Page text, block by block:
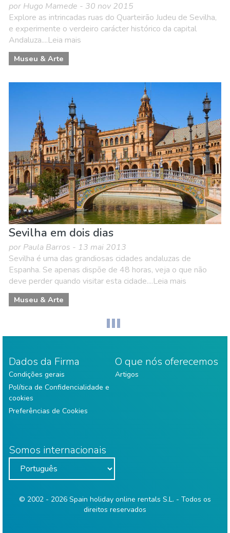
por Hugo Mamede - 30 nov 2015
Explore as intrincadas ruas do Quarteirão Judeu de Sevilha,
e experimente o verdeiro carácter histórico da capital
Andaluza....Leia mais
Museu & Arte
Sevilha em dois dias
por Paula Barros - 13 mai 2013
Sevilha é uma das grandiosas cidades andaluzas de
Espanha. Se apenas dispõe de 48 horas, veja o que não
deve perder quando visitar esta cidade....Leia mais
Museu & Arte
Dados da Firma
Condições gerais
Política de Confidencialidade e
cookies
Preferências de Cookies
O que nós oferecemos
Artigos
Somos internacionais
© 2002 - 2026 Spain holiday online rentals S.L. - Todos os
direitos reservados